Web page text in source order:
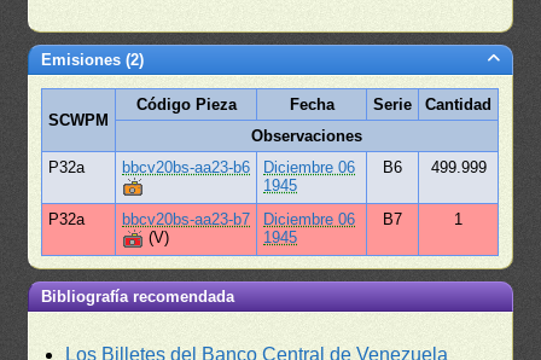
Emisiones (2)
SCWPM
Código Pieza Fecha Serie
Cantidad
Observaciones
P32a
bbcv20bs-aa23-b6
Diciembre 06
1945
B6 499.999
P32a
bbcv20bs-aa23-b7
(V)
Diciembre 06
1945
B7 1
Bibliografía recomendada
Los Billetes del Banco Central de Venezuela